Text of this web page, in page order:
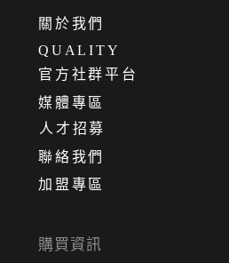
人才招募
關 於我們
QUALITY
官方社群平台
媒體專區
購買資訊
聯絡我們
加盟專區